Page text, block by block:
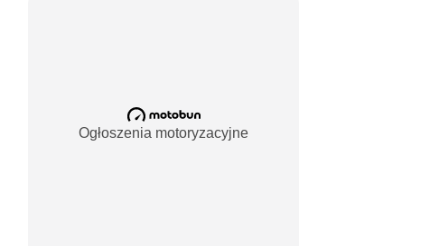
Ogłoszenia motoryzacyjne